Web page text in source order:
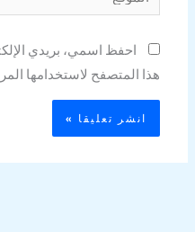
احفظ اسمي، بريدي
هذا المتصفح لاستخدامها